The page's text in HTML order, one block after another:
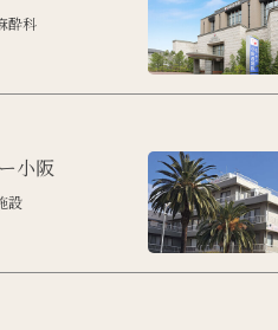
酔科
小阪
設